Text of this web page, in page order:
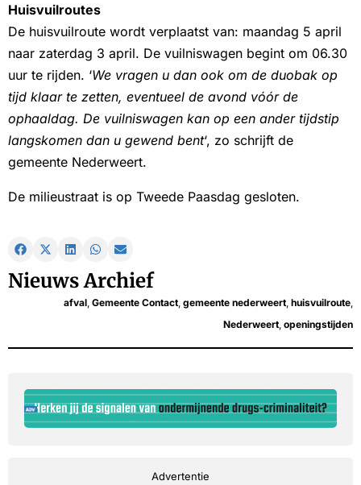
Huisvuilroutes
De huisvuilroute wordt verplaatst van: maandag 5 april
naar zaterdag 3 april. De vuilniswagen begint om 06.30
uur te rijden. ‘We vragen u dan ook om de duobak op
tijd klaar te zetten, eventueel de avond vóór de
ophaaldag. De vuilniswagen kan op een ander tijdstip
langskomen dan u gewend bent‘, zo schrijft de
gemeente Nederweert.
De milieustraat is op Tweede Paasdag gesloten.
Nieuws Archief
afval Gemeente Contact gemeente nederweert huisvuilroute
Nederweert openingstijden
Advertentie